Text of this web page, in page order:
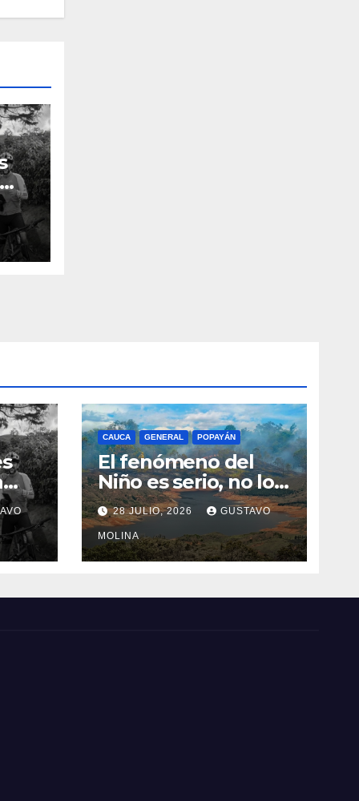
el
el
CAUCA GENERAL POPAYÁN
El fenómeno del
Niño es serio, no lo
tome a juego
28 JULIO, 2026 GUSTAVO
MOLINA